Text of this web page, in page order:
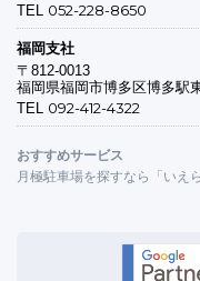
TEL 052-228-8650
福岡支社
〒812-0013
福岡県福岡市博多区博多駅
TEL 092-412-4322
おすすめサービス
月極駐車場を探すなら「いえ